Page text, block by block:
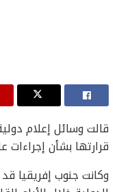
قالت وسائل إعلام
قرارتها بشأن إجراءات
وكانت جنوب إفريقيا